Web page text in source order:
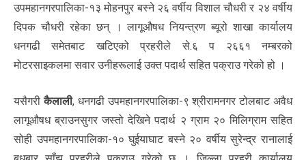
उपमहानगरपालिका-१३ मोहनपुर बस्ने २६ वर्षीय विशाल चौधरी र २४ वर्षीय
दिपक चौधरी रहेका छन् । लागूऔषध नियन्त्रण ब्यूरो शाखा कार्यालय
धनगढी समेतबाट खटिएको प्रहरीले से.६ प २६६१ नम्बरको
मोटरसाइकलमा सवार उनीहरूलाई उक्त पदार्थ सहित पक्राउ गरेको हो ।
यसैगरीकैलाली, धनगढी उपमहानगरपालिका-९ श्रीरामनगर टोलबाट अवैध
लागूऔषध ब्राउनसुगर जस्तो देखिने पदार्थ २ ग्राम २० मिलिग्राम सहित
सोही उपमहानगरपालिका-१० घुईयाघाट बस्ने २० वर्षीय सुरेन्द्र रानालाई